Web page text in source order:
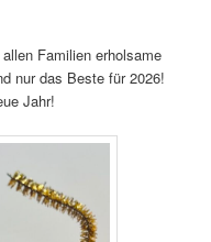
Familien erholsame
nur das Beste für 2026!
Jahr!